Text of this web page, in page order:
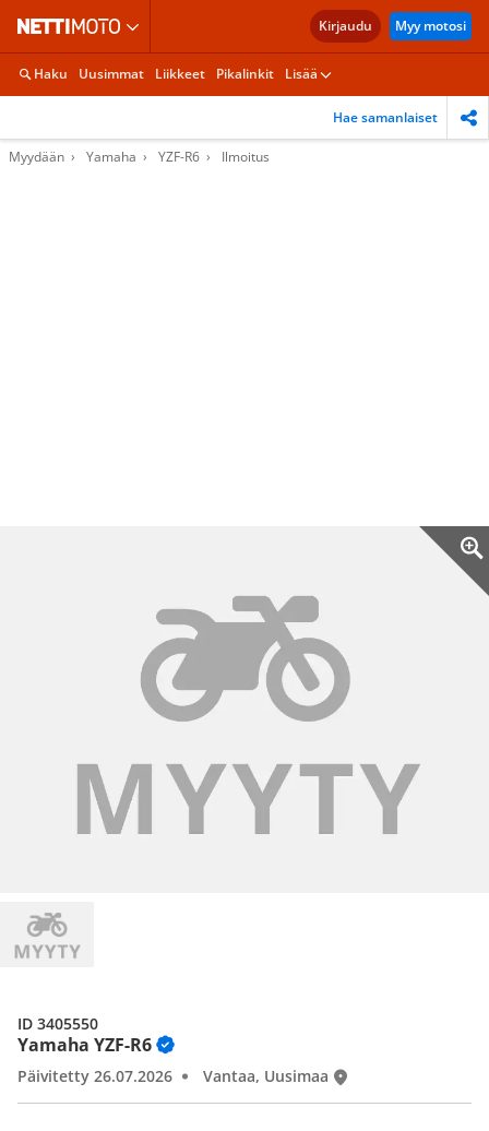
Kirjaudu Myy motosi
Haku Uusimmat Liikkeet Pikalinkit Lisää
Hae samanlaiset
Myydään Yamaha YZF-R6 Ilmoitus
Yamaha YZF-R6
Päivitetty 26.07.2026 Vantaa, Uusimaa
ID 3405550